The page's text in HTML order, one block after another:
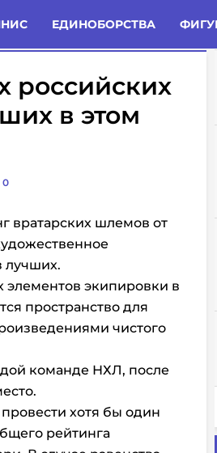
ЕДИНОБОРСТВА
Новости
российских
в этом
0
вратарских шлемов от
лучших.
элементов экипировки в
пространство для
чистого
команде НХЛ, после
хотя бы один
рейтинга